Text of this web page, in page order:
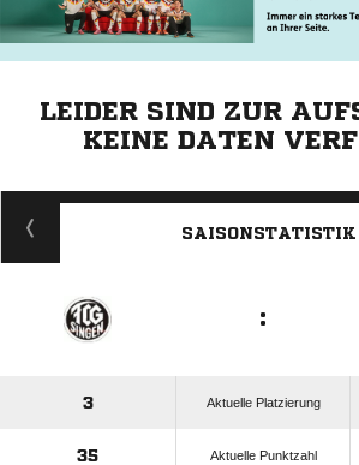
LEIDER SIND ZUR
KEINE DATEN
ANZEIGE
SAISONSTATISTIK
:
3 Aktuelle Platzierung
35 Aktuelle Punktzahl